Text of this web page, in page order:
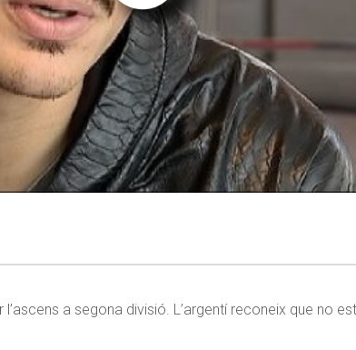
l’ascens a segona divisió. L’argentí reconeix que no